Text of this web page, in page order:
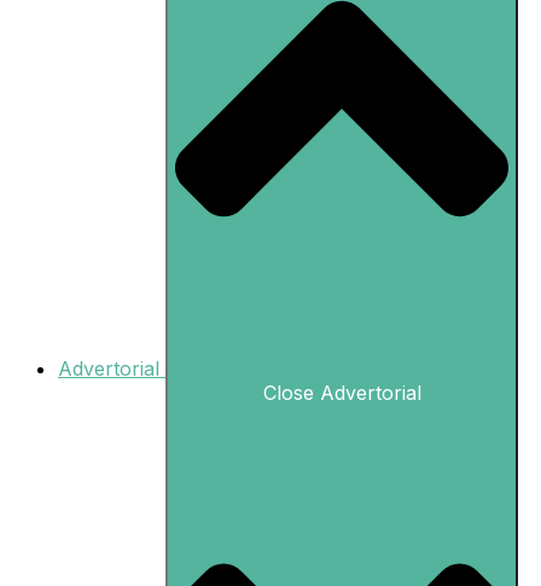
Advertorial
Close Advertorial